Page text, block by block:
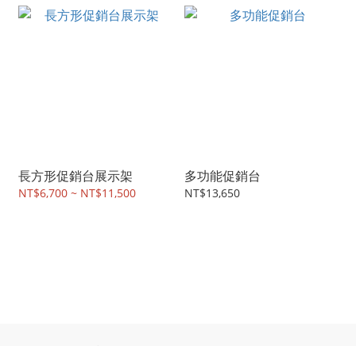
長方形促銷台展示架
NT$6,700 ~ NT$11,500
多功能促銷台
NT$13,650